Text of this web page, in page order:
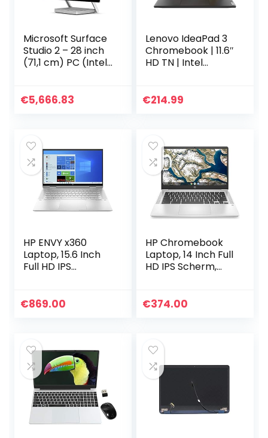
Microsoft Surface
Studio 2 – 28 inch
(71,1 cm) PC (Intel
SSD, NVIDIA
€5,666.83
Lenovo IdeaPad 3
Chromebook | 11.6″
HD TN | Intel
eMMC | Chrome
€214.99
HP ENVY x360
Laptop, 15.6 Inch
Full HD IPS
1135G7 quad, 8GB
€869.00
HP Chromebook
Laptop, 14 Inch Full
HD IPS Scherm,
RAM, 128GB eMMC,
€374.00